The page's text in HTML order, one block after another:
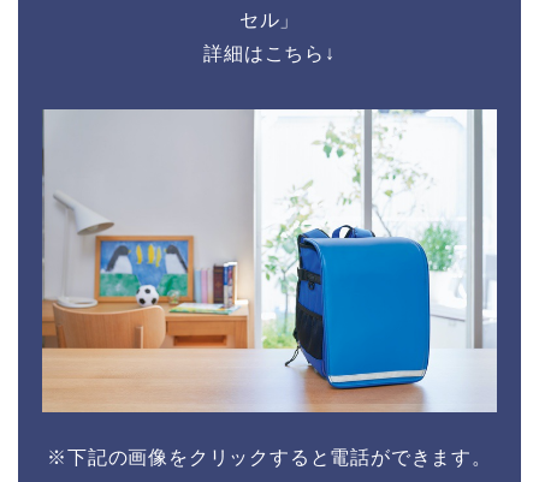
セル」
詳細はこちら↓
※下記の画像をクリックすると電話ができます。